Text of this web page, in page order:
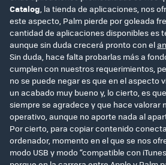
Catalog, la tienda de aplicaciones, nos
este aspecto, Palm pierde por goleada
cantidad de aplicaciones disponibles es
aunque sin duda crecerá pronto con el
Sin duda, hace falta probarlas más a
cumplen con nuestros requerimientos,
no se puede negar es que en el aspecto
un acabado muy bueno y, lo cierto, es
siempre se agradece y que hace valorar
operativo, aunque no aporte nada al
Por cierto, para copiar contenido
ordenador, momento en el que se nos
modo USB y modo “compatible con